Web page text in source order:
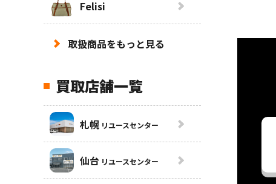
Felisi
取扱商品をもっと見る
買取店舗一覧
札幌 リユースセンター
仙台 リユースセンター